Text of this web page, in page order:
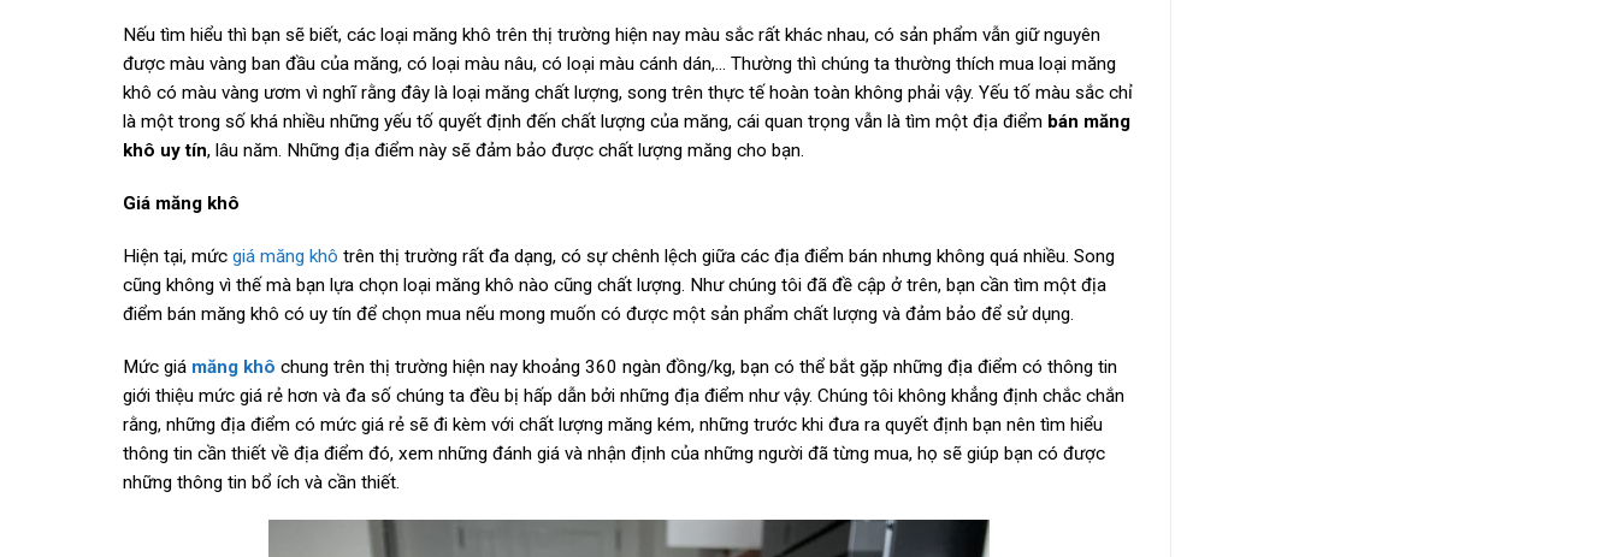
Nếu tìm hiểu thì bạn sẽ biết, các loại măng khô trên thị trường hiện nay màu sắc rất khác nhau, có sản phẩm vẫn giữ nguyên
được màu vàng ban đầu của măng, có loại màu nâu, có loại màu cánh dán,… Thường thì chúng ta thường thích mua loại măng
khô có màu vàng ươm vì nghĩ rằng đây là loại măng chất lượng, song trên thực tế hoàn toàn không phải vậy. Yếu tố màu sắc chỉ
là một trong số khá nhiều những yếu tố quyết định đến chất lượng của măng, cái quan trọng vẫn là tìm một địa điểm bán măng
khô uy tín, lâu năm. Những địa điểm này sẽ đảm bảo được chất lượng măng cho bạn.
Giá măng khô
Hiện tại, mức giá măng khô trên thị trường rất đa dạng, có sự chênh lệch giữa các địa điểm bán nhưng không quá nhiều. Song
cũng không vì thế mà bạn lựa chọn loại măng khô nào cũng chất lượng. Như chúng tôi đã đề cập ở trên, bạn cần tìm một địa
điểm bán măng khô có uy tín để chọn mua nếu mong muốn có được một sản phẩm chất lượng và đảm bảo để sử dụng.
Mức giá măng khô chung trên thị trường hiện nay khoảng 360 ngàn đồng/kg, bạn có thể bắt gặp những địa điểm có thông tin
giới thiệu mức giá rẻ hơn và đa số chúng ta đều bị hấp dẫn bởi những địa điểm như vậy. Chúng tôi không khẳng định chắc chắn
rằng, những địa điểm có mức giá rẻ sẽ đi kèm với chất lượng măng kém, những trước khi đưa ra quyết định bạn nên tìm hiểu
thông tin cần thiết về địa điểm đó, xem những đánh giá và nhận định của những người đã từng mua, họ sẽ giúp bạn có được
những thông tin bổ ích và cần thiết.